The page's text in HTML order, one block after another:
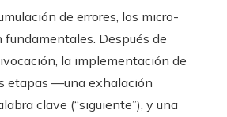
de errores, los micro-
fundamentales. Después de
la implementación de
etapas —una exhalación
clave (“siguiente”), y una